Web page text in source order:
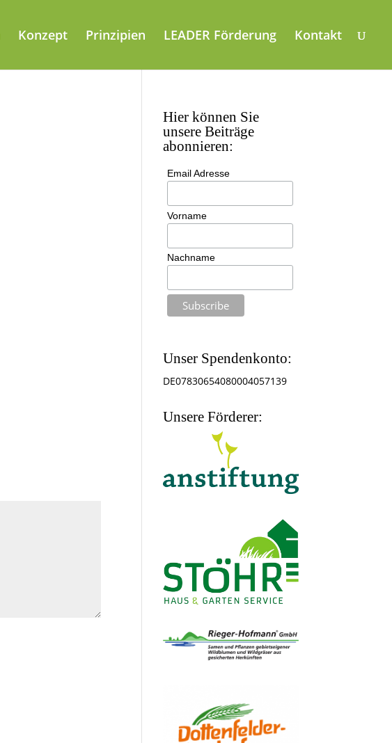
Konzept Prinzipien LEADER Förderung Kontakt
Hier können Sie
unsere Beiträge
abonnieren:
Email Adresse
Vorname
Nachname
Unser Spendenkonto:
DE07830654080004057139
Unsere Förderer: